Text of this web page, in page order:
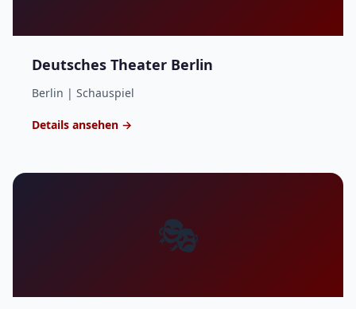
Deutsches Theater Berlin
Berlin | Schauspiel
Details ansehen →
🎭